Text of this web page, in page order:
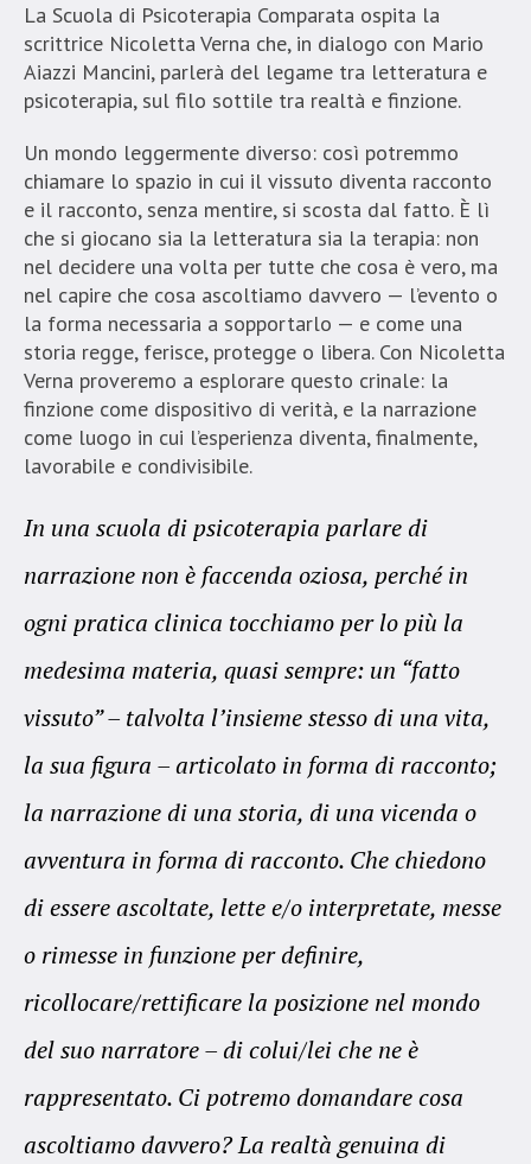
La Scuola di Psicoterapia Comparata ospita la
scrittrice Nicoletta Verna che, in dialogo con Mario
Aiazzi Mancini, parlerà del legame tra letteratura e
psicoterapia, sul filo sottile tra realtà e finzione.
Un mondo leggermente diverso: così potremmo
chiamare lo spazio in cui il vissuto diventa racconto
e il racconto, senza mentire, si scosta dal fatto. È lì
che si giocano sia la letteratura sia la terapia: non
nel decidere una volta per tutte che cosa è vero, ma
nel capire che cosa ascoltiamo davvero — l’evento o
la forma necessaria a sopportarlo — e come una
storia regge, ferisce, protegge o libera. Con Nicoletta
Verna proveremo a esplorare questo crinale: la
finzione come dispositivo di verità, e la narrazione
come luogo in cui l’esperienza diventa, finalmente,
lavorabile e condivisibile.
In una scuola di psicoterapia parlare di
narrazione non è faccenda oziosa, perché in
ogni pratica clinica tocchiamo per lo più la
medesima materia, quasi sempre: un “fatto
vissuto” – talvolta l’insieme stesso di una vita,
la sua figura – articolato in forma di racconto;
la narrazione di una storia, di una vicenda o
avventura in forma di racconto. Che chiedono
di essere ascoltate, lette e/o interpretate, messe
o rimesse in funzione per definire,
ricollocare/rettificare la posizione nel mondo
del suo narratore – di colui/lei che ne è
rappresentato. Ci potremo domandare cosa
ascoltiamo davvero? La realtà genuina di